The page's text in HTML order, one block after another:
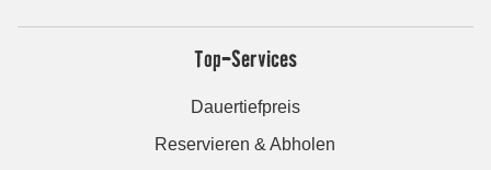
Top-Services
Dauertiefpreis
Reservieren & Abholen